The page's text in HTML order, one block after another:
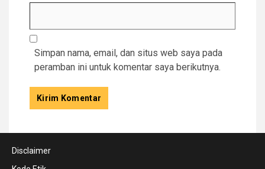
Simpan nama, email, dan situs web saya pada
peramban ini untuk komentar saya berikutnya.
Disclaimer